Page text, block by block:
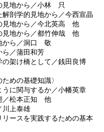
見地から／小林 只
剖学的見地から／今西宣晶
見地から／今北英高 他
見地から／都竹伸哉 他
から／洞口 敬
／蒲田和芳
架け橋として／銭田良博
めの基礎知識〉
に関与するか／小幡英章
／松本正知 他
上泰雄
ースを実践するための基本